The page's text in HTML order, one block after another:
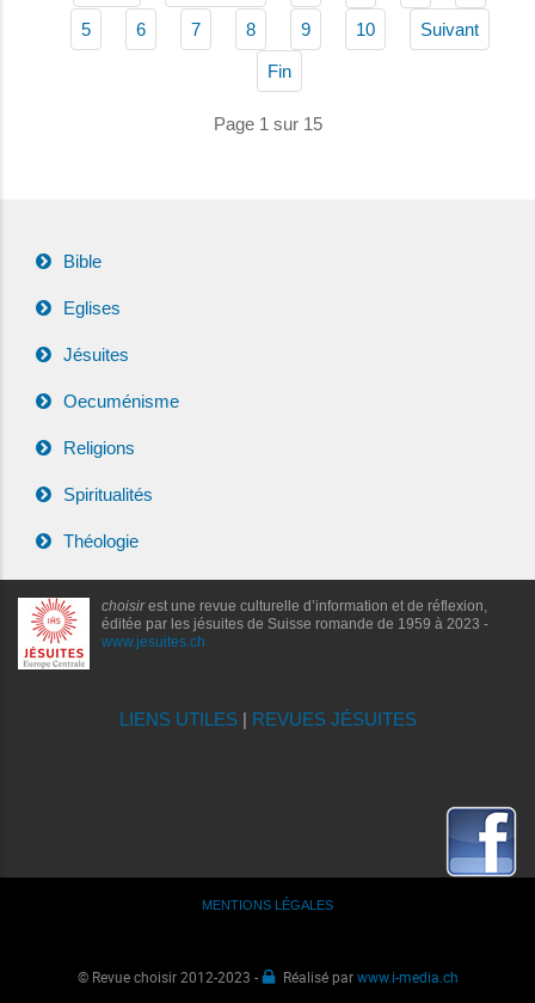
5 6 7 8 9 10 Suivant
Fin
Page 1 sur 15
Bible
Eglises
Jésuites
Oecuménisme
Religions
Spiritualités
Théologie
choisirest une revue culturelle d’information et de réflexion,
éditée par les jésuites de Suisse romande de 1959 à 2023 -
www.jesuites.ch
LIENS UTILES| REVUES JÉSUITES
MENTIONS LÉGALES
© Revue choisir 2012-2023 - Réalisé parwww.i-media.ch